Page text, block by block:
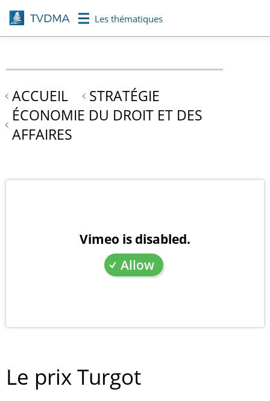
Aller
au
contenu
Les thématiques
ACCUEIL
STRATÉGIE
ÉCONOMIE DU DROIT ET DES
AFFAIRES
Vimeo is disabled.
Allow
Le prix Turgot